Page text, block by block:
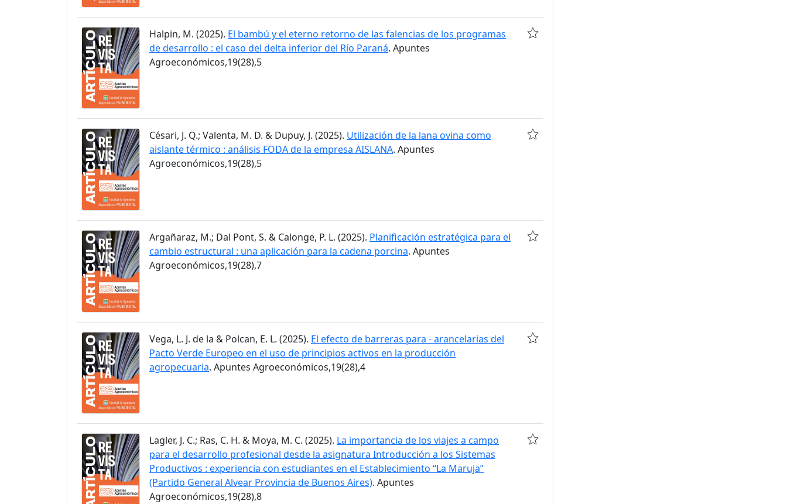
Halpin, M. (2025). El bambú y el eterno retorno de las falencias de los programas
de desarrollo : el caso del delta inferior del Río Paraná. Apuntes
Agroeconómicos,19(28),5
Césari, J. Q.; Valenta, M. D. & Dupuy, J. (2025). Utilización de la lana ovina como
aislante térmico : análisis FODA de la empresa AISLANA. Apuntes
Agroeconómicos,19(28),5
Argañaraz, M.; Dal Pont, S. & Calonge, P. L. (2025). Planificación estratégica para el
cambio estructural : una aplicación para la cadena porcina. Apuntes
Agroeconómicos,19(28),7
Vega, L. J. de la & Polcan, E. L. (2025). El efecto de barreras para - arancelarias del
Pacto Verde Europeo en el uso de principios activos en la producción
agropecuaria. Apuntes Agroeconómicos,19(28),4
Lagler, J. C.; Ras, C. H. & Moya, M. C. (2025). La importancia de los viajes a campo
para el desarrollo profesional desde la asignatura Introducción a los Sistemas
Productivos : experiencia con estudiantes en el Establecimiento “La Maruja”
(Partido General Alvear Provincia de Buenos Aires). Apuntes
Agroeconómicos,19(28),8